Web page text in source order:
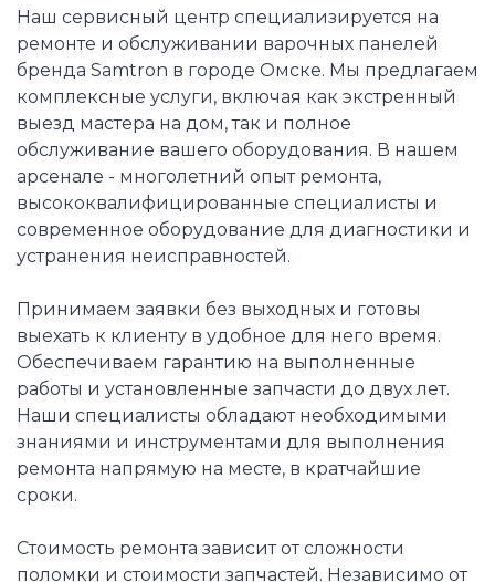
Наш сервисный центр специализируется на
ремонте и обслуживании варочных панелей
бренда Samtron в городе Омске. Мы предлагаем
комплексные услуги, включая как экстренный
выезд мастера на дом, так и полное
обслуживание вашего оборудования. В нашем
арсенале - многолетний опыт ремонта,
высококвалифицированные специалисты и
современное оборудование для диагностики и
устранения неисправностей.
Принимаем заявки без выходных и готовы
выехать к клиенту в удобное для него время.
Обеспечиваем гарантию на выполненные
работы и установленные запчасти до двух лет.
Наши специалисты обладают необходимыми
знаниями и инструментами для выполнения
ремонта напрямую на месте, в кратчайшие
сроки.
Стоимость ремонта зависит от сложности
поломки и стоимости запчастей. Независимо от